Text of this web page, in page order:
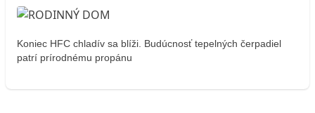
Koniec HFC chladív sa blíži. Budúcnosť tepelných čerpadiel
patrí prírodnému propánu